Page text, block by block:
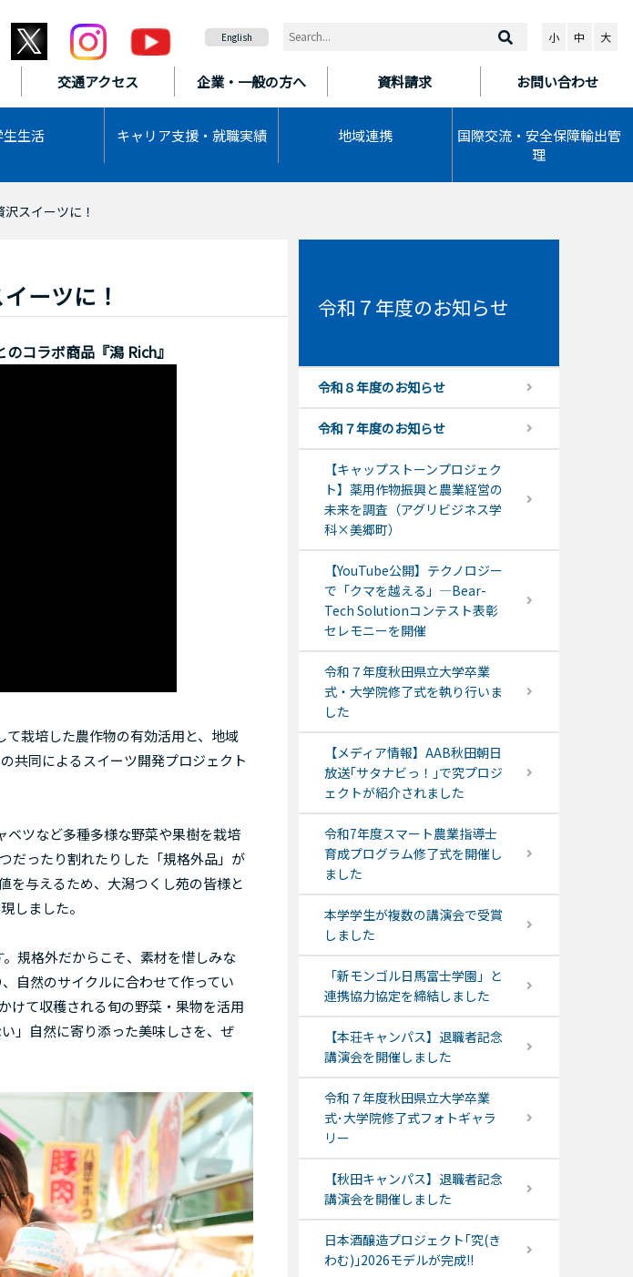
交通アクセス 企業・一般の方へ 資料請求 お問い合わせ
生生活 キャリア支援・ 就職実績 地域連携
国際交流・安全保障輸出管
理
English 小 中 大
スイーツに！
ーツに！
コラボ商品『潟 Rich』
栽培した農作物の有効活用と、地域
共同によるスイーツ開発プロジェクト
ツなど多種多様な野菜や果樹を栽培
だったり割れたりした「規格外品」が
を与えるため、大潟つくし苑の皆様と
しました。
規格外だからこそ、素材を惜しみな
自然のサイクルに合わせて作ってい
けて収穫される旬の野菜・果物を活用
」自然に寄り添った美味しさを、ぜ
令和７年度のお知らせ
令和８年度のお知らせ
令和７年度のお知らせ
【キャップストーンプロジェク
ト】薬用作物振興と農業経営の
未来を調査（アグリビジネス学
科×美郷町）
【YouTube公開】テクノロジー
で「クマを越える」―Bear-
Tech Solutionコンテスト表彰
セレモニーを開催
令和７年度秋田県立大学卒業
式・大学院修了式を執り行いま
した
【メディア情報】AAB秋田朝日
放送｢サタナビっ！｣で究プロジ
ェクトが紹介されました
令和7年度スマート農業指導士
育成プログラム修了式を開催し
ました
本学学生が複数の講演会で受賞
しました
「新モンゴル日馬富士学園」と
連携協力協定を締結しました
【本荘キャンパス】退職者記念
講演会を開催しました
令和７年度秋田県立大学卒業
式･大学院修了式フォトギャラ
リー
【秋田キャンパス】退職者記念
講演会を開催しました
日本酒醸造プロジェクト｢究(き
わむ)｣2026モデルが完成!!